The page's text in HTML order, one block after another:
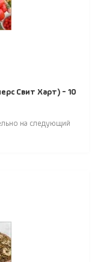
Свит Харт) - 10
на следующий